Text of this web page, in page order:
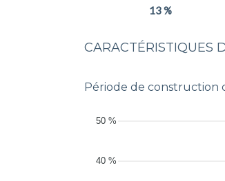
13 %
CARACTÉRISTIQUES
Période de construction
50 %
40 %